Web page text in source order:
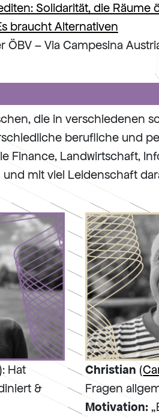
Solidarität, die Räume
braucht Alternativen
– Via Campesina
die in verschiedenen
berufliche und
Finance, Landwirtschaft,
mit viel Leidenschaft
): Hat
&
Christian (
Fragen
Motivation: